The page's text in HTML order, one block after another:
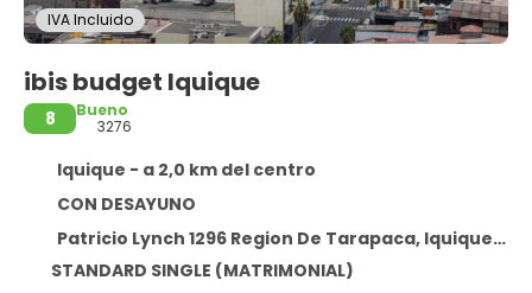
IVA Incluido
ibis budget Iquique
8
Bueno
3276
Iquique - a 2,0 km del centro
CON DESAYUNO
Patricio Lynch 1296 Region De Tarapaca, Iquique 1101214
STANDARD SINGLE (MATRIMONIAL)